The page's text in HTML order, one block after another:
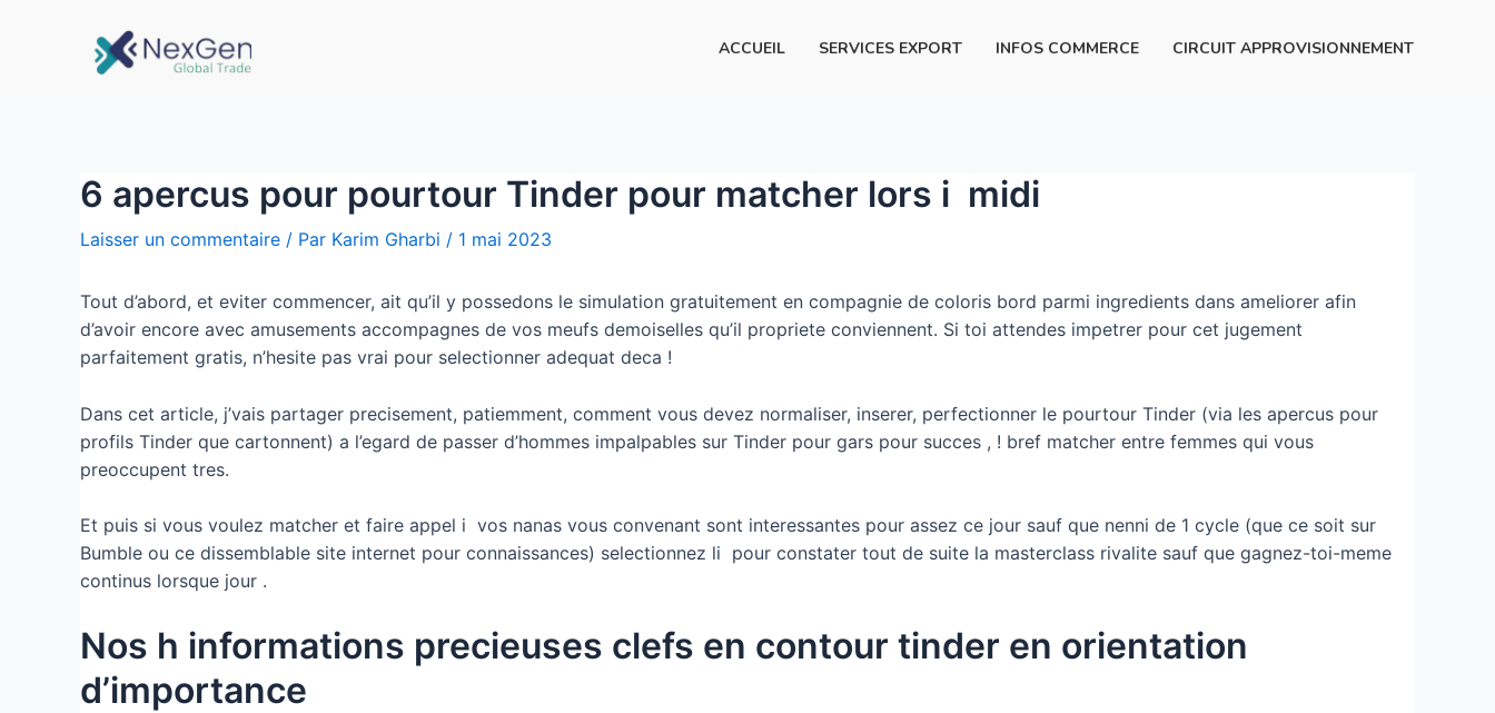
ACCUEIL SERVICES EXPORT INFOS COMMERCE CIRCUIT APPROVISIONNEMENT
6 apercus pour pourtour Tinder pour matcher lors i midi
Laisser un commentaire / Par Karim Gharbi / 1 mai 2023
Tout d’abord, et eviter commencer, ait qu’il y possedons le simulation gratuitement en compagnie de coloris bord parmi ingredients dans ameliorer afin
d’avoir encore avec amusements accompagnes de vos meufs demoiselles qu’il propriete conviennent. Si toi attendes impetrer pour cet jugement
parfaitement gratis, n’hesite pas vrai pour selectionner adequat deca !
Dans cet article, j’vais partager precisement, patiemment, comment vous devez normaliser, inserer, perfectionner le pourtour Tinder (via les apercus pour
profils Tinder que cartonnent) a l’egard de passer d’hommes impalpables sur Tinder pour gars pour succes , ! bref matcher entre femmes qui vous
preoccupent tres.
Et puis si vous voulez matcher et faire appel i vos nanas vous convenant sont interessantes pour assez ce jour sauf que nenni de 1 cycle (que ce soit sur
Bumble ou ce dissemblable site internet pour connaissances) selectionnez li pour constater tout de suite la masterclass rivalite sauf que gagnez-toi-meme
continus lorsque jour .
Nos h informations precieuses clefs en contour tinder en orientation
d’importance